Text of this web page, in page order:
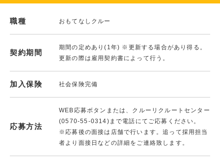
職種 おもてなしクルー
契約期間
期間の定めあり(1年) ※更新する場合があり得る。
更新の際は雇用契約書によって行う。
加入保険 社会保険完備
応募方法
WEB応募ボタンまたは、クルーリクルートセンター
(0570-55-0314)まで電話にてご応募ください。
※応募後の面接は店舗で行います。追って採用担当
者より面接日などの詳細をご連絡致します。